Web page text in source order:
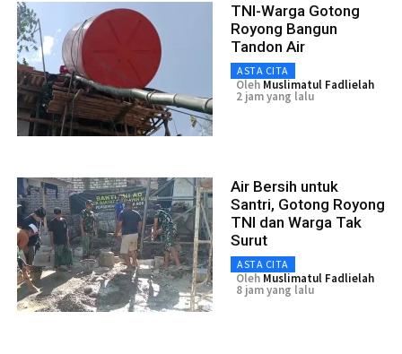
TNI-Warga Gotong
Royong Bangun
Tandon Air
ASTA CITA
Oleh Muslimatul Fadlielah
2 jam yang lalu
Air Bersih untuk
Santri, Gotong Royong
TNI dan Warga Tak
Surut
ASTA CITA
Oleh Muslimatul Fadlielah
8 jam yang lalu